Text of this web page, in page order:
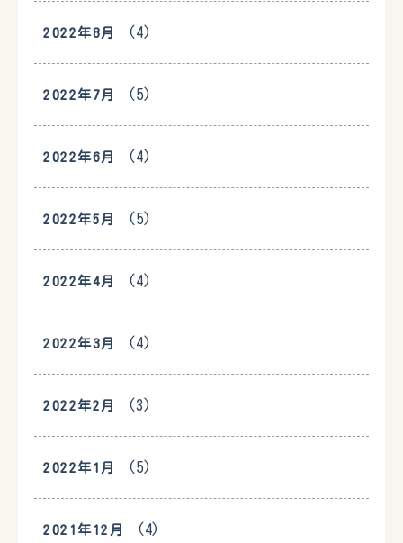
2022年8月 (4)
2022年7月 (5)
2022年6月 (4)
2022年5月 (5)
2022年4月 (4)
2022年3月 (4)
2022年2月 (3)
2022年1月 (5)
2021年12月 (4)